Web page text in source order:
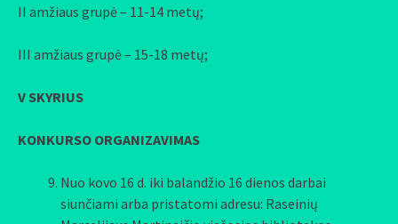
II amžiaus grupė – 11-14 metų;
III amžiaus grupė – 15-18 metų;
V SKYRIUS
KONKURSO ORGANIZAVIMAS
Nuo kovo 16 d. iki balandžio 16 dienos darbai
siunčiami arba pristatomi adresu: Raseinių